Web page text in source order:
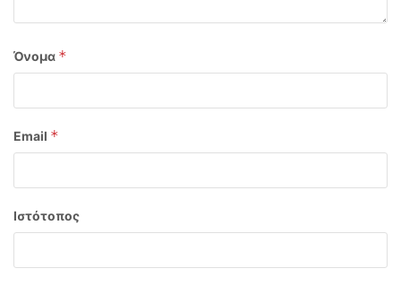
Όνομα *
Email *
Ιστότοπος